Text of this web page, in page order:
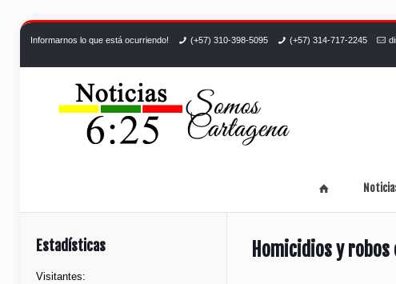
Informarnos lo que está ocurriendo! (+57) 310-398-5095 (+57) 314-717-2245
Homicidios y robos
Estadísticas
Visitantes: